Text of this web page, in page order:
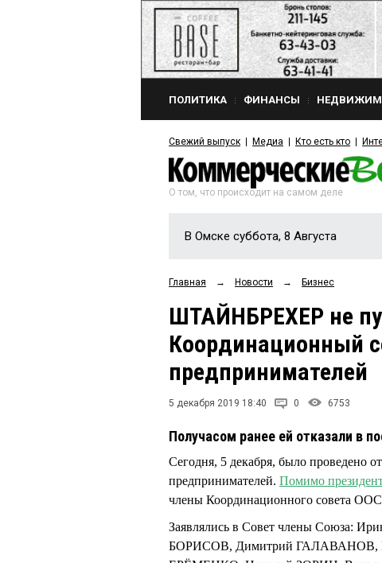
ПОЛИТИКА ФИНАНСЫ
Свежий выпуск Медиа Кто есть кто
О том, что происходит на самом деле
В Омске суббота, 8 Августа
Главная → Новости → Бизнес
ШТАЙНБРЕХЕР не
Координационный
предпринимателей
5 декабря 2019 18:40 0 6753
Получасом ранее ей отказали в
Сегодня, 5 декабря, было проведено
предпринимателей. Помимо
члены Координационного совета
Заявлялись в Совет члены
БОРИСОВ, Димитрий ГАЛАВАНОВ,